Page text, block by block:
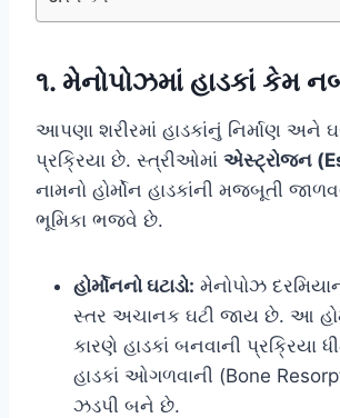
૧. મેનોપોઝમાં હાડકાં કેમ
આપણા શરીરમાં હાડકાંનું નિર્માણ અને
પ્રક્રિયા છે. સ્ત્રીઓમાં એસ્ટ્રોજન
નામનો હોર્મોન હાડકાંની મજબૂતી
ભૂમિકા ભજવે છે.
હોર્મોનનો ઘટાડો: મેનોપોઝ
સ્તર અચાનક ઘટી જાય છે. આ
કારણે હાડકાં બનવાની પ્રક્રિયા
હાડકાં ઓગળવાની (Bone
ઝડપી બને છે.